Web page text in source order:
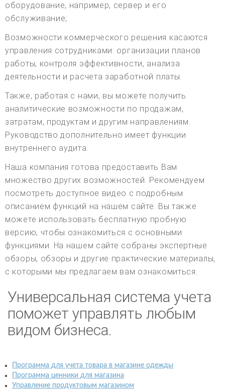
оборудование, например, сервер и его
обслуживание;
Возможности коммерческого решения касаются
управления сотрудниками: организации планов
работы, контроля эффективности, анализа
деятельности и расчета заработной платы.
Также, работая с нами, вы можете получить
аналитические возможности по продажам,
затратам, продуктам и другим направлениям.
Руководство дополнительно имеет функции
внутреннего аудита.
Наша компания готова предоставить Вам
множество других возможностей. Рекомендуем
посмотреть доступное видео с подробным
описанием функций на нашем сайте. Вы также
можете использовать бесплатную пробную
версию, чтобы ознакомиться с основными
функциями. На нашем сайте собраны экспертные
обзоры, обзоры и другие практические материалы,
с которыми мы предлагаем вам ознакомиться.
Универсальная система учета
поможет управлять любым
видом бизнеса.
Программа для учета товара в магазине одежды
Программа ценники для магазина
Управление продуктовым магазином